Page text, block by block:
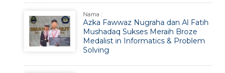
Nama :
Azka Fawwaz Nugraha dan Al Fatih
Mushadaq Sukses Meraih Broze
Medalist in Informatics & Problem
Solving